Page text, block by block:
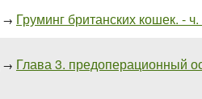
→ Груминг британских кошек. -
→ Глава 3. предоперационный